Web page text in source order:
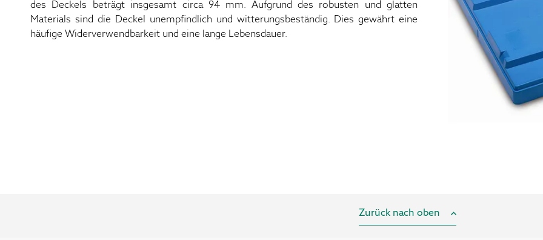
des Deckels beträgt insgesamt circa 94 mm. Aufgrund des robusten und glatten
Materials sind die Deckel unempfindlich und witterungsbeständig. Dies gewährt eine
häufige Widerverwendbarkeit und eine lange Lebensdauer.
Zurück nach oben